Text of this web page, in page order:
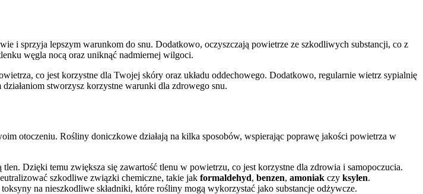
i sprzyja lepszym warunkom do snu. Dodatkowo, oczyszczają powietrze ze szkodliwych substancji, co z
węgla nocą oraz uniknąć nadmiernej wilgoci.
co jest korzystne dla Twojej skóry oraz układu oddechowego. Dodatkowo, regularnie wietrz sypialnię
stworzysz korzystne warunki dla zdrowego snu.
otoczeniu. Rośliny doniczkowe działają na kilka sposobów, wspierając poprawę jakości powietrza w
Dzięki temu zwiększa się zawartość tlenu w powietrzu, co jest korzystne dla zdrowia i samopoczucia.
szkodliwe związki chemiczne, takie jak formaldehyd, benzen, amoniak czy ksylen.
na nieszkodliwe składniki, które rośliny mogą wykorzystać jako substancje odżywcze.